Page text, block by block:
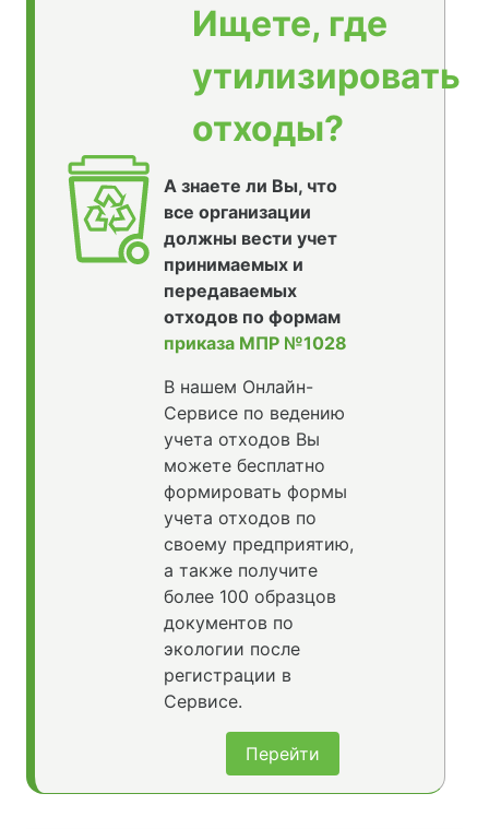
Ищете, где
утилизировать
отходы?
А знаете ли Вы, что
все организации
должны вести учет
принимаемых и
передаваемых
отходов по формам
приказа МПР №1028
В нашем Онлайн-
Сервисе по ведению
учета отходов Вы
можете бесплатно
формировать формы
учета отходов по
своему предприятию,
а также получите
более 100 образцов
документов по
экологии после
регистрации в
Сервисе.
Перейти